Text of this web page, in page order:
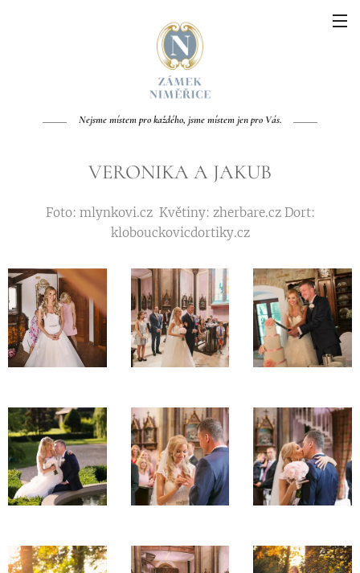
Nejsme místem pro každého, jsme místem jen pro Vás.
VERONIKA A JAKUB
Foto: mlynkovi.cz Květiny: zherbare.cz Dort:
klobouckovicdortiky.cz